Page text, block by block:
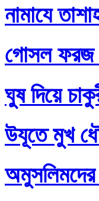
নামাযে
গোসল ফরজ
ঘুষ দিয়ে
উযূতে মুখ